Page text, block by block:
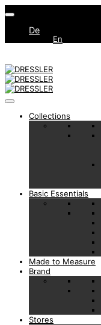
De
En
Collections
Basic Essentials
Made to Measure
Brand
Stores